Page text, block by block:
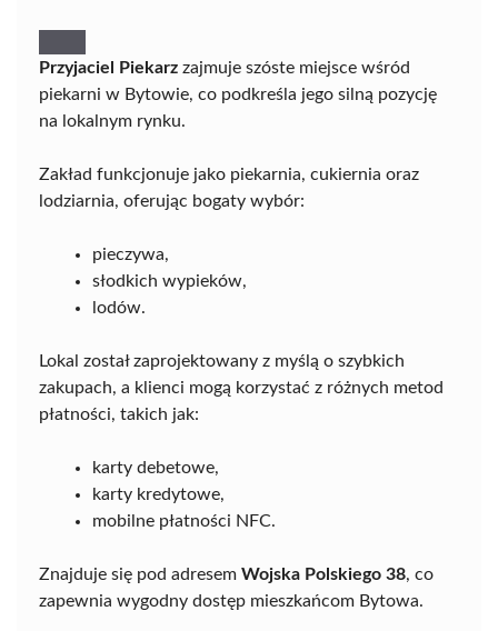
Przyjaciel Piekarz zajmuje szóste miejsce wśród
piekarni w Bytowie, co podkreśla jego silną pozycję
na lokalnym rynku.
Zakład funkcjonuje jako piekarnia, cukiernia oraz
lodziarnia, oferując bogaty wybór:
pieczywa,
słodkich wypieków,
lodów.
Lokal został zaprojektowany z myślą o szybkich
zakupach, a klienci mogą korzystać z różnych metod
płatności, takich jak:
karty debetowe,
karty kredytowe,
mobilne płatności NFC.
Znajduje się pod adresem Wojska Polskiego 38, co
zapewnia wygodny dostęp mieszkańcom Bytowa.